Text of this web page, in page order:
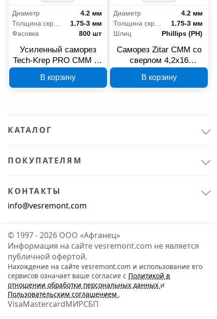
Диаметр
4.2 мм
1.75-3 мм
Фасовка
800 шт
Усиленный саморез
Tech-Krep PRO СММ св
В корзину
Диаметр
4.2 мм
Толщина скрепляемых материалов
1.75-3 мм
Шлиц
Phillips (PH)
Саморез Zitar СММ со
сверлом 4,2x16
146532
В корзину
КАТАЛОГ
ПОКУПАТЕЛЯМ
КОНТАКТЫ
info@vesremont.com
© 1997 - 2026 ООО «Афганец»
Информация на сайте vesremont.com не является
публичной офертой.
Нахождение на сайте vesremont.com и использование его
сервисов означает ваше согласие с Политикой в
отношении обработки персональных данных и
Пользовательским соглашением .
VisaMastercardМИРСБП